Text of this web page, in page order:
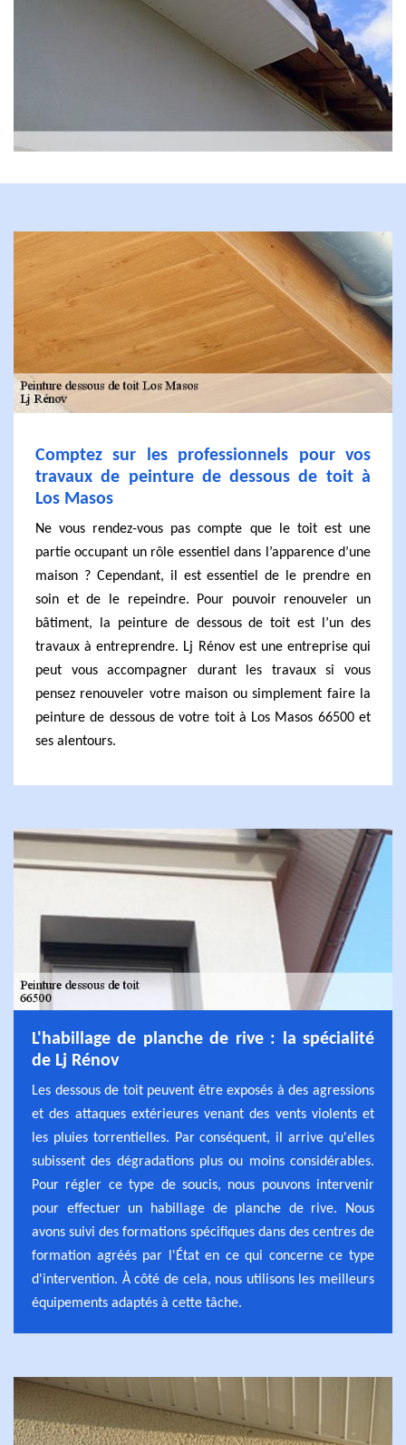
Comptez sur les professionnels pour vos
travaux de peinture de dessous de toit à
Los Masos
Ne vous rendez-vous pas compte que le toit est une
partie occupant un rôle essentiel dans l’apparence d’une
maison ? Cependant, il est essentiel de le prendre en
soin et de le repeindre. Pour pouvoir renouveler un
bâtiment, la peinture de dessous de toit est l’un des
travaux à entreprendre. Lj Rénov est une entreprise qui
peut vous accompagner durant les travaux si vous
pensez renouveler votre maison ou simplement faire la
peinture de dessous de votre toit à Los Masos 66500 et
ses alentours.
L'habillage de planche de rive : la spécialité
de Lj Rénov
Les dessous de toit peuvent être exposés à des agressions
et des attaques extérieures venant des vents violents et
les pluies torrentielles. Par conséquent, il arrive qu'elles
subissent des dégradations plus ou moins considérables.
Pour régler ce type de soucis, nous pouvons intervenir
pour effectuer un habillage de planche de rive. Nous
avons suivi des formations spécifiques dans des centres de
formation agréés par l'État en ce qui concerne ce type
d'intervention. À côté de cela, nous utilisons les meilleurs
équipements adaptés à cette tâche.